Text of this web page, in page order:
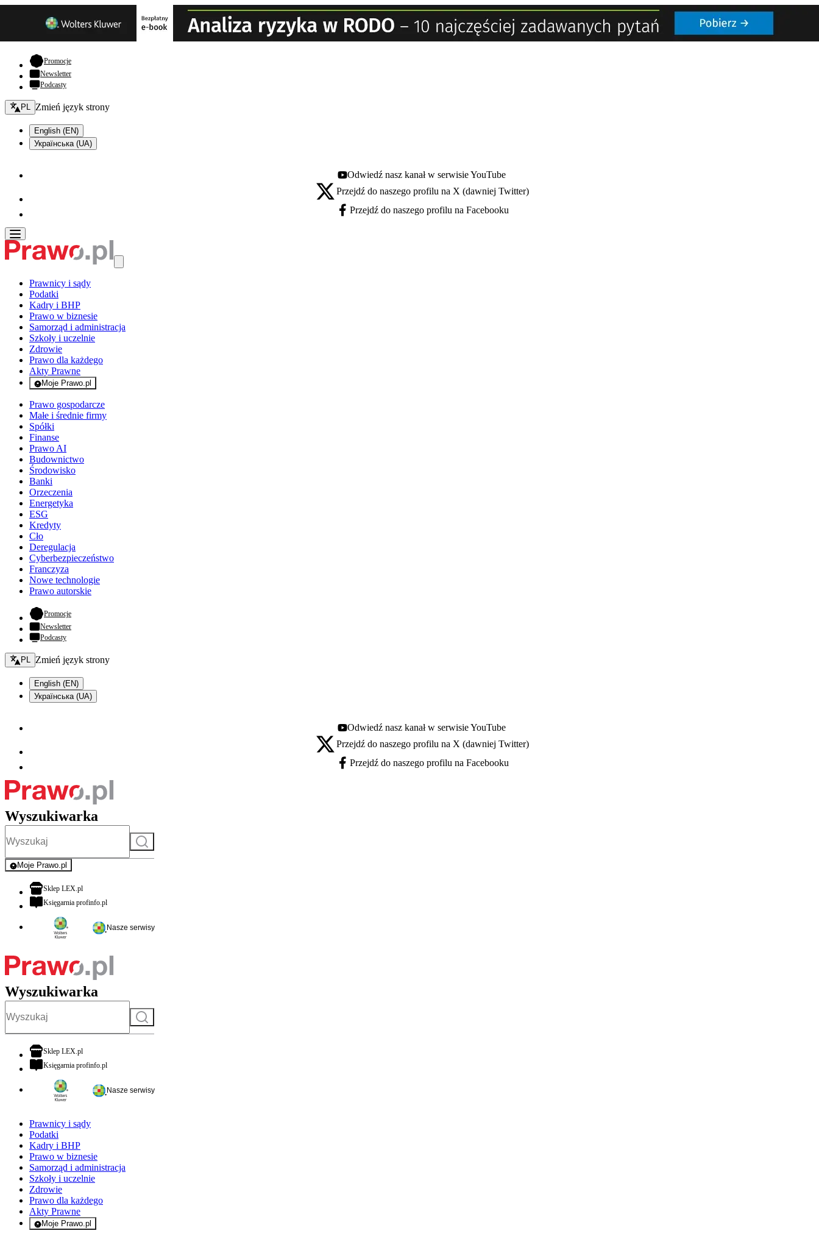
Promocje- otwiera się w nowej karcie
Newsletter
Podcasty
Zmień język - bieżący:
PL Zmień język strony
English (EN)
Українська (UA)
Youtube - otwiera się w nowej karcie
Odwiedź nasz kanał w serwisie YouTube
X - otwiera się w nowej karcie
Przejdź do naszego profilu na X (dawniej Twitter)
Facebook - otwiera się w nowej karcie
Przejdź do naszego profilu na Facebooku
Prawnicy i sądy
Podatki
Kadry i BHP
Prawo w biznesie
Samorząd i administracja
Szkoły i uczelnie
Zdrowie
Prawo dla każdego
Akty Prawne
Moje Prawo.pl
- rejestracja i logowanie do serwisu
Prawo gospodarcze
Małe i średnie firmy
Spółki
Finanse
Prawo AI
Budownictwo
Środowisko
Banki
Orzeczenia
Energetyka
ESG
Kredyty
Cło
Deregulacja
Cyberbezpieczeństwo
Franczyza
Nowe technologie
Prawo autorskie
Promocje- otwiera się w nowej karcie
Newsletter
Podcasty
Zmień język - bieżący:
PL Zmień język strony
English (EN)
Українська (UA)
Youtube - otwiera się w nowej karcie
Odwiedź nasz kanał w serwisie YouTube
X - otwiera się w nowej karcie
Przejdź do naszego profilu na X (dawniej Twitter)
Facebook - otwiera się w nowej karcie
Przejdź do naszego profilu na Facebooku
Wyszukiwarka
Szukaj
Moje Prawo.pl
- rejestracja i logowanie do serwisu
Sklep LEX.plotwiera się w nowej karcie
Księgarnia profinfo.plotwiera się w nowej karcie
Nasze serwisy
Wyszukiwarka
Szukaj
Sklep LEX.plotwiera się w nowej karcie
Księgarnia profinfo.plotwiera się w nowej karcie
Nasze serwisy
Prawnicy i sądy
Podatki
Kadry i BHP
Prawo w biznesie
Samorząd i administracja
Szkoły i uczelnie
Zdrowie
Prawo dla każdego
Akty Prawne
Moje Prawo.pl
- rejestracja i logowanie do serwisu